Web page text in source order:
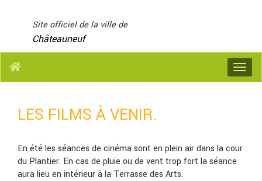
Site officiel de la ville de
Châteauneuf
Menu
LES FILMS À VENIR.
En été les séances de cinéma sont en plein air dans la cour
du Plantier. En cas de pluie ou de vent trop fort la séance
aura lieu en intérieur à la Terrasse des Arts.